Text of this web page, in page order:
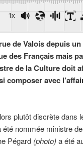
1x
de Valois depuis
des Français mais
de la Culture doit
composer avec
plutôt discrète dans
été nommée ministre
Pégard (photo) a été